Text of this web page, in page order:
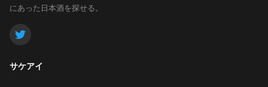
にあった日本酒を探せる。
サケアイ